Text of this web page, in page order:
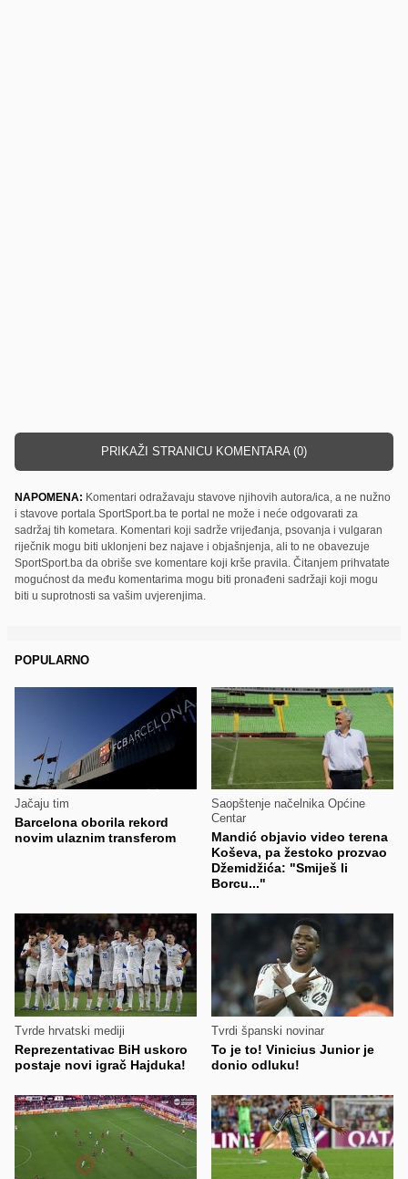
PRIKAŽI STRANICU KOMENTARA (0)
NAPOMENA: Komentari odražavaju stavove njihovih autora/ica, a ne nužno
i stavove portala SportSport.ba te portal ne može i neće odgovarati za
sadržaj tih kometara. Komentari koji sadrže vrijeđanja, psovanja i vulgaran
riječnik mogu biti uklonjeni bez najave i objašnjenja, ali to ne obavezuje
SportSport.ba da obriše sve komentare koji krše pravila. Čitanjem prihvatate
mogućnost da među komentarima mogu biti pronađeni sadržaji koji mogu
biti u suprotnosti sa vašim uvjerenjima.
POPULARNO
Jačaju tim
Barcelona oborila rekord
novim ulaznim transferom
Saopštenje načelnika Općine
Centar
Mandić objavio video terena
Koševa, pa žestoko prozvao
Džemidžića: "Smiješ li
Borcu..."
Tvrde hrvatski mediji
Reprezentativac BiH uskoro
postaje novi igrač Hajduka!
Tvrdi španski novinar
To je to! Vinicius Junior je
donio odluku!